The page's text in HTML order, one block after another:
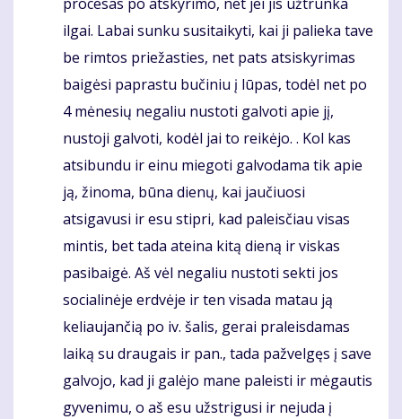
ilgai. Labai sunku susitaikyti, kai ji palieka tave
be rimtos priežasties, net pats atsiskyrimas
baigėsi paprastu bučiniu į lūpas, todėl net po
4 mėnesių negaliu nustoti galvoti apie jį,
nustoji galvoti, kodėl jai to reikėjo. . Kol kas
atsibundu ir einu miegoti galvodama tik apie
ją, žinoma, būna dienų, kai jaučiuosi
atsigavusi ir esu stipri, kad paleisčiau visas
mintis, bet tada ateina kitą dieną ir viskas
pasibaigė. Aš vėl negaliu nustoti sekti jos
socialinėje erdvėje ir ten visada matau ją
keliaujančią po iv. šalis, gerai praleisdamas
laiką su draugais ir pan., tada pažvelgęs į save
galvojo, kad ji galėjo mane paleisti ir mėgautis
gyvenimu, o aš esu užstrigusi ir nejuda į